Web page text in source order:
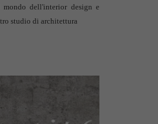
mondo dell'interior design e
studio di architettura